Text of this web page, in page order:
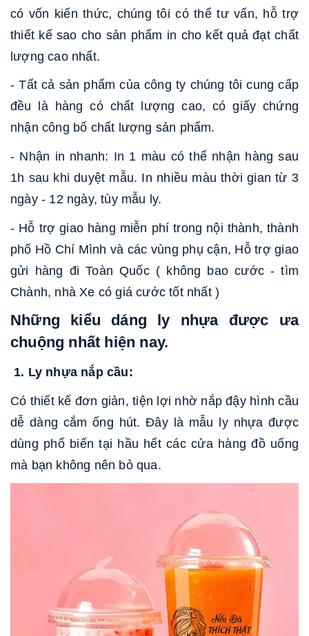
có vốn kiến thức, chúng tôi có thể tư vấn, hỗ trợ
thiết kế sao cho sản phẩm in cho kết quả đạt chất
lượng cao nhất.
- Tất cả sản phẩm của công ty chúng tôi cung cấp
đều là hàng có chất lượng cao, có giấy chứng
nhận công bố chất lượng sản phẩm.
- Nhận in nhanh: In 1 màu có thể nhận hàng sau
1h sau khi duyệt mẫu. In nhiều màu thời gian từ 3
ngày - 12 ngày, tùy mẫu ly.
- Hỗ trợ giao hàng miễn phí trong nội thành, thành
phố Hồ Chí Mình và các vùng phụ cận, Hỗ trợ giao
gửi hàng đi Toàn Quốc ( không bao cước - tìm
Chành, nhà Xe có giá cước tốt nhất )
Những kiểu dáng ly nhựa được ưa
chuộng nhất hiện nay.
1. Ly nhựa nắp cầu:
Có thiết kế đơn giản, tiện lợi nhờ nắp đậy hình cầu
dễ dàng cắm ống hút. Đây là mẫu ly nhựa được
dùng phổ biến tại hầu hết các cửa hàng đồ uống
mà bạn không nên bỏ qua.